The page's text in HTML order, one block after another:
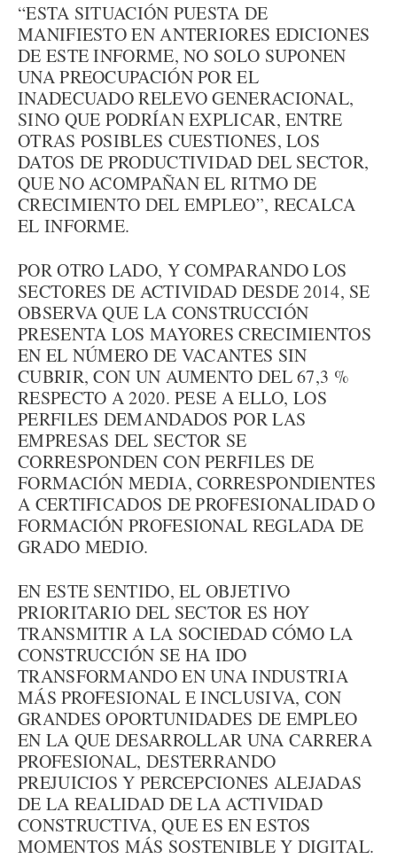
“ESTA SITUACIÓN PUESTA DE
MANIFIESTO EN ANTERIORES EDICIONES
DE ESTE INFORME, NO SOLO SUPONEN
UNA PREOCUPACIÓN POR EL
INADECUADO RELEVO GENERACIONAL,
SINO QUE PODRÍAN EXPLICAR, ENTRE
OTRAS POSIBLES CUESTIONES, LOS
DATOS DE PRODUCTIVIDAD DEL SECTOR,
QUE NO ACOMPAÑAN EL RITMO DE
CRECIMIENTO DEL EMPLEO”, RECALCA
EL INFORME.
POR OTRO LADO, Y COMPARANDO LOS
SECTORES DE ACTIVIDAD DESDE 2014, SE
OBSERVA QUE LA CONSTRUCCIÓN
PRESENTA LOS MAYORES CRECIMIENTOS
EN EL NÚMERO DE VACANTES SIN
CUBRIR, CON UN AUMENTO DEL 67,3 %
RESPECTO A 2020. PESE A ELLO, LOS
PERFILES DEMANDADOS POR LAS
EMPRESAS DEL SECTOR SE
CORRESPONDEN CON PERFILES DE
FORMACIÓN MEDIA, CORRESPONDIENTES
A CERTIFICADOS DE PROFESIONALIDAD O
FORMACIÓN PROFESIONAL REGLADA DE
GRADO MEDIO.
EN ESTE SENTIDO, EL OBJETIVO
PRIORITARIO DEL SECTOR ES HOY
TRANSMITIR A LA SOCIEDAD CÓMO LA
CONSTRUCCIÓN SE HA IDO
TRANSFORMANDO EN UNA INDUSTRIA
MÁS PROFESIONAL E INCLUSIVA, CON
GRANDES OPORTUNIDADES DE EMPLEO
EN LA QUE DESARROLLAR UNA CARRERA
PROFESIONAL, DESTERRANDO
PREJUICIOS Y PERCEPCIONES ALEJADAS
DE LA REALIDAD DE LA ACTIVIDAD
CONSTRUCTIVA, QUE ES EN ESTOS
MOMENTOS MÁS SOSTENIBLE Y DIGITAL.